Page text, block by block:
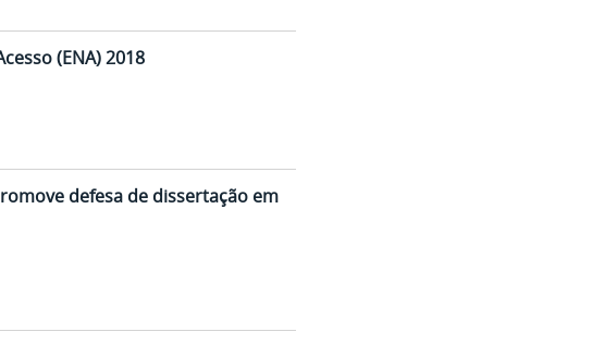
(ENA) 2018
defesa de dissertação em